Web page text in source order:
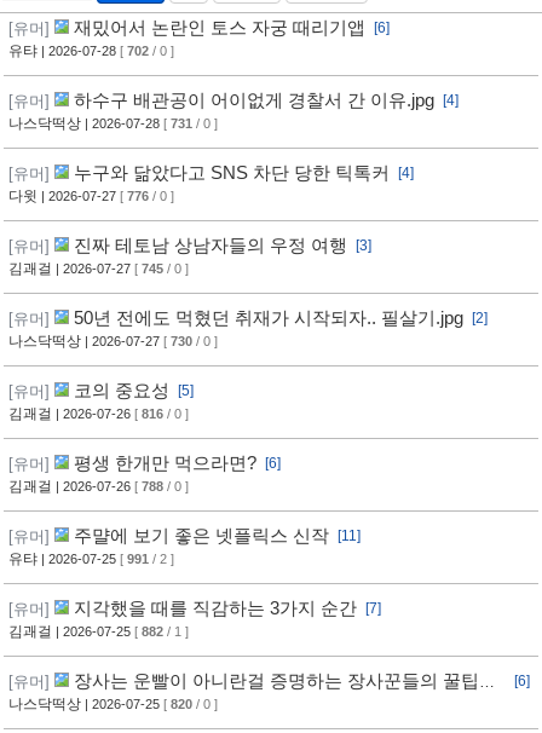
[유머] 재밌어서 논란인 토스 자궁 때리기앱
[6]
유탸 | 2026-07-28 [ 702 / 0 ]
[유머] 하수구 배관공이 어이없게 경찰서 간 이유.jpg [4]
나스닥떡상 | 2026-07-28 [ 731 / 0 ]
[유머] 누구와 닮았다고 SNS 차단 당한 틱톡커
[4]
다윗 | 2026-07-27 [ 776 / 0 ]
[유머] 진짜 테토남 상남자들의 우정 여행
[3]
김괘걸 | 2026-07-27 [ 745 / 0 ]
[유머] 50년 전에도 먹혔던 취재가 시작되자.. 필살기.jpg [2]
나스닥떡상 | 2026-07-27 [ 730 / 0 ]
[유머] 코의 중요성
[5]
김괘걸 | 2026-07-26 [ 816 / 0 ]
[유머] 평생 한개만 먹으라면? [6]
김괘걸 | 2026-07-26 [ 788 / 0 ]
[유머] 주먈에 보기 좋은 넷플릭스 신작 [11]
유탸 | 2026-07-25 [ 991 / 2 ]
[유머] 지각했을 때를 직감하는 3가지 순간 [7]
김괘걸 | 2026-07-25 [ 882 / 1 ]
[유머]
장사는 운빨이 아니란걸 증명하는 장사꾼들의 꿀팁과
임기응변 수준 ㄷㄷ
[6]
나스닥떡상 | 2026-07-25 [ 820 / 0 ]